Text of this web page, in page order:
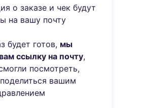
о заказе и чек будут
на вашу почту
будет готов, мы
ссылку на почту,
посмотреть,
вашим